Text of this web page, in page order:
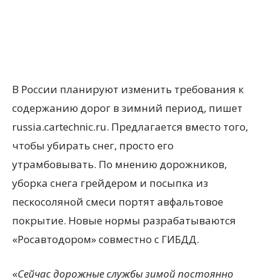
В России планируют изменить требования к
содержанию дорог в зимний период, пишет
russia.cartechnic.ru. Предлагается вместо того,
чтобы убирать снег, просто его
утрамбовывать. По мнению дорожников,
уборка снега грейдером и посыпка из
пескосоляной смеси портят авфальтовое
покрытие. Новые нормы разрабатываются
«Росавтодором» совместно с ГИБДД.
«Сейчас дорожные службы зимой постоянно